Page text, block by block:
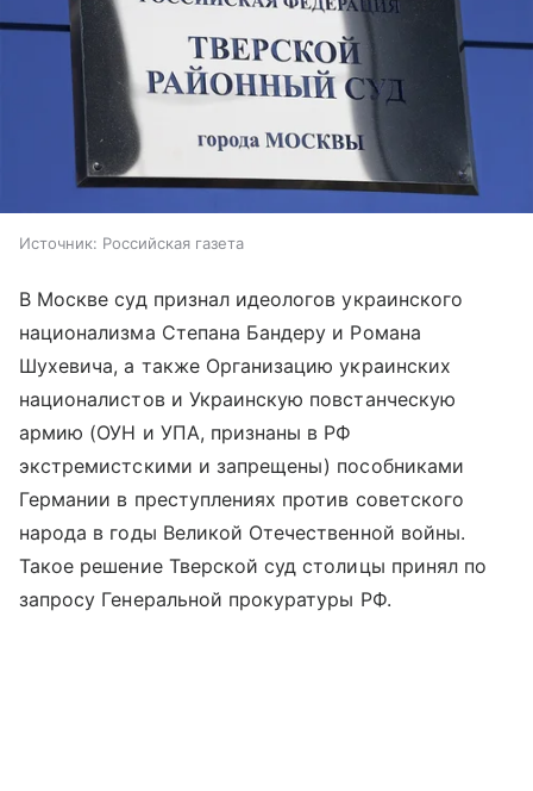
Источник: Российская газета
В Москве суд признал идеологов украинского
национализма Степана Бандеру и Романа
Шухевича, а также Организацию украинских
националистов и Украинскую повстанческую
армию (ОУН и УПА, признаны в РФ
экстремистскими и запрещены) пособниками
Германии в преступлениях против советского
народа в годы Великой Отечественной войны.
Такое решение Тверской суд столицы принял по
запросу Генеральной прокуратуры РФ.